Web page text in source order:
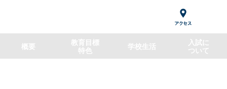
概要
教育目標
特色 学校生活
入試に
ついて